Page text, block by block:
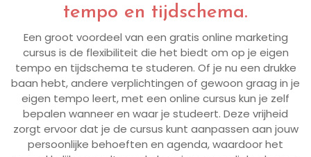
tempo en tijdschema.
Een groot voordeel van een gratis online marketing
cursus is de flexibiliteit die het biedt om op je eigen
tempo en tijdschema te studeren. Of je nu een drukke
baan hebt, andere verplichtingen of gewoon graag in je
eigen tempo leert, met een online cursus kun je zelf
bepalen wanneer en waar je studeert. Deze vrijheid
zorgt ervoor dat je de cursus kunt aanpassen aan jouw
persoonlijke behoeften en agenda, waardoor het